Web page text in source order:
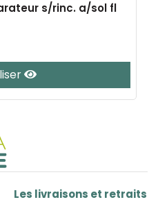
s/rinc. a/sol fl
Les livraisons et retraits